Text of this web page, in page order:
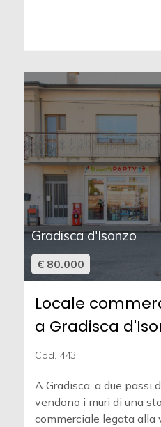
Gradisca d'Isonzo
€ 80.000
Locale
a Gradisca
Cod. 443
A Gradisca, a due passi
vendono i muri di una
commerciale legata alla